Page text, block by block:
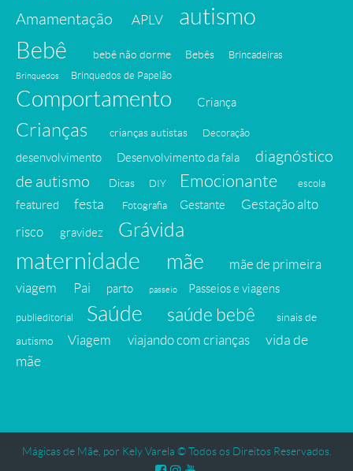
Amamentação APLV
autismo
Bebê
bebê não dorme Bebês Brincadeiras
Brinquedos Brinquedos de Papelão
Comportamento Criança
Crianças crianças autistas Decoração
desenvolvimento Desenvolvimento da fala
diagnóstico
de autismo
Dicas DIY Emocionante escola
featured festa Fotografia Gestante
Gestação alto
risco
gravidez Grávida
maternidade mãe
mãe de primeira
viagem
Pai parto passeio Passeios e viagens
publieditorial Saúde saúde bebê
sinais de
autismo
Viagem viajando com crianças
vida de
mãe
Mágicas de Mãe, por Kely Varela © Todos os Direitos Reservados.